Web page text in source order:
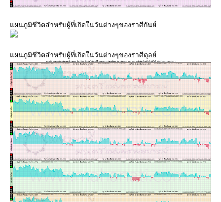
ผนภูมิชีวิตสำหรับผู้ที่เกิดในวันต่างๆของราศีกันย์
ผนภูมิชีวิตสำหรับผู้ที่เกิดในวันต่างๆของราศีตุลย์